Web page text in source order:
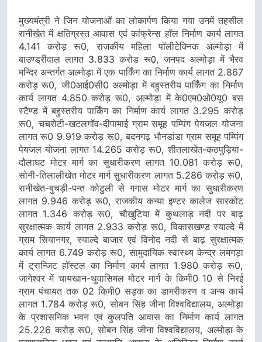
मुख्यमंत्री ने जिन योजनाओं का लोकार्पण किया गया उनमें तहसील
रानीखेत में क्षतिग्रस्त आवास एवं कांफ्रेन्स हॉल निर्माण कार्य लागत
4.141 करोड़ रू0, राजकीय महिला पॉलीटेक्निक अल्मोड़ा में
बाउण्ड्रीवाल लागत 3.833 करोड रू0़, जनपद अल्मोड़ा में भैरव
मन्दिर अन्तर्गत अल्मोड़ा में एक पार्किंग का निर्माण कार्य लागत 2.867
करोड़ रू0, जी0आई0सी0 अल्मोड़ा में बहुस्तरीय पार्किंग का निर्माण
कार्य लागत 4.850 करोड़ रू0, अल्मोड़ा में के0एम0ओ0यू0 बस
स्टैण्ड में बहुस्तरीय पार्किंग का निर्माण कार्य लागत 3.295 करोड़
रू0, चचरोटी-खटलगॉव-दीपामाई ग्राम समूह पम्पिंग पेयजल योजना
लागत रू0 9.919 करोड़ रू0, बदनगढ़ भौनडांडा ग्राम समूह पम्पिंग
पेयजल योजना लागत 14.265 करोड़ रू0, शीतलाखेत-कठपुड़िया-
दौलाघट मोटर मार्ग का सुधारीकरण लागत 10.081 करोड़ रू0,
सोनी-तिलालीखेत मोटर मार्ग सुधारीकरण लागत 5.286 करोड़ रू0,
रानीखेत-बुचड़ी-पन्त कोटुली से गगास मोटर मार्ग का सुधारीकरण
लागत 9.946 करोड़ रू0, राजकीय कन्या इण्टर कालेज सारकोट
लागत 1.346 करोड़ रू0, चौखुटिया में कुथलाड़ नदी पर बाढ़
सुरक्षात्मक कार्य लागत 2.933 करोड़ रू0, विकासखण्ड स्याल्दे में
ग्राम सियानगर, स्याल्दे बाजार एवं विनोद नदी से बाढ़ सुरक्षात्मक
कार्य लागत 6.749 करोड़ रू0, सामुदायिक स्वास्थ्य केन्द्र लमगड़ा
में ट्रान्जिट हॉस्टल का निर्माण कार्य लागत 1.980 करोड़ रू0,
जागेश्वर में चायखान-थुवासिमल मोटर मार्ग के किमी0 10 से निरई
ग्राम पंचायत तक 02 किमी0 सड़क का डामरीकरण व अन्य कार्य
लागत 1.784 करोड़ रू0, सोबन सिंह जीना विश्वविद्यालय, अल्मोड़ा
के प्रशासनिक भवन एवं कुलपति आवास का निर्माण कार्य लागत
25.226 करोड़ रू0, सोबन सिंह जीना विश्वविद्यालय, अल्मोड़ा के